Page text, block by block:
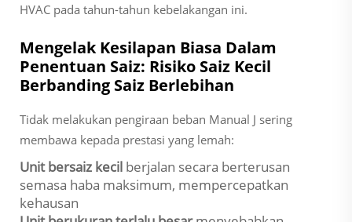
HVAC pada tahun-tahun kebelakangan ini.
Mengelak Kesilapan Biasa Dalam
Penentuan Saiz: Risiko Saiz Kecil
Berbanding Saiz Berlebihan
Tidak melakukan pengiraan beban Manual J sering
membawa kepada prestasi yang lemah:
Unit bersaiz kecil berjalan secara berterusan
semasa haba maksimum, mempercepatkan
kehausan